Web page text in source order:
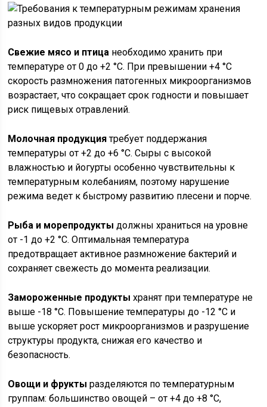
Свежие мясо и птица необходимо хранить при
температуре от 0 до +2 °C. При превышении +4 °C
скорость размножения патогенных микроорганизмов
возрастает, что сокращает срок годности и повышает
риск пищевых отравлений.
Молочная продукциятребует поддержания
температуры от +2 до +6 °C. Сыры с высокой
влажностью и йогурты особенно чувствительны к
температурным колебаниям, поэтому нарушение
режима ведет к быстрому развитию плесени и порче.
Рыба и морепродукты должны храниться на уровне
от -1 до +2 °C. Оптимальная температура
предотвращает активное размножение бактерий и
сохраняет свежесть до момента реализации.
Замороженные продукты хранят при температуре не
выше -18 °C. Повышение температуры до -12 °C и
выше ускоряет рост микроорганизмов и разрушение
структуры продукта, снижая его качество и
безопасность.
Овощи и фрукты разделяются по температурным
группам: большинство овощей – от +4 до +8 °C,